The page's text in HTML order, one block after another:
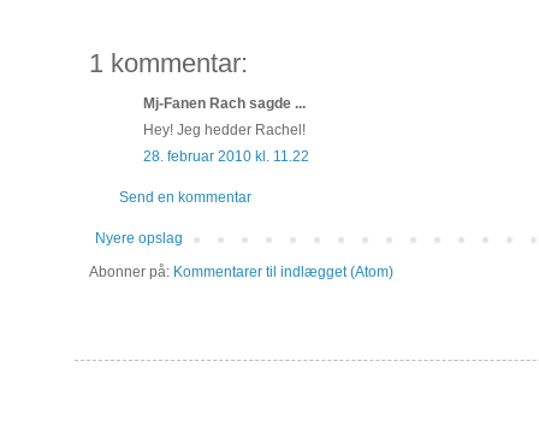
1 kommentar:
Mj-Fanen Rach sagde ...
Hey! Jeg hedder Rachel!
28. februar 2010 kl. 11.22
Send en kommentar
Nyere opslag
Abonner på: Kommentarer til indlægget (Atom)